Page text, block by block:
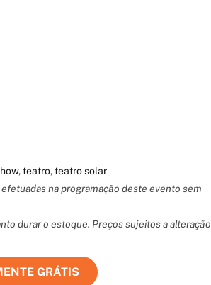
,teatro,teatro solar
na programação deste evento sem
durar o estoque. Preços sujeitos a alteração
GRÁTIS